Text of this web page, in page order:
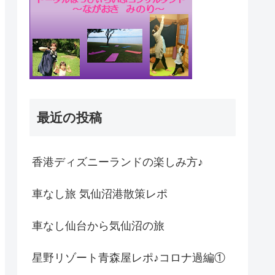
最近の投稿
香港ディズニーランドの楽しみ方♪
車なし旅 気仙沼港散策レポ
車なし仙台から気仙沼の旅
星野リゾート青森屋レポ♪コロナ過編①